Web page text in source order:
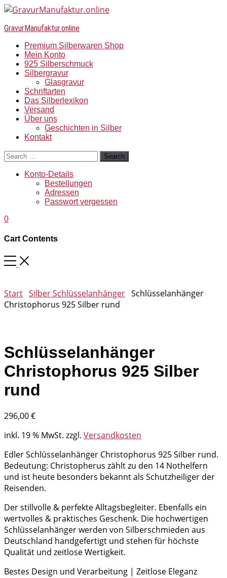
GravurManufaktur.online
Premium Silberwaren Shop
Mein Konto
925 Silberschmuck
Silbergravur
Glasgravur
Schriftarten
Das Silberlexikon
Versand
Über uns
Geschichten in Silber
Kontakt
Search
Konto-Details
Bestellungen
Adressen
Passwort vergessen
0
Cart Contents
Start Silber Schlüsselanhänger Schlüsselanhänger
Christophorus 925 Silber rund
Schlüsselanhänger
Christophorus 925 Silber
rund
296,00€
inkl. 19 % MwSt. zzgl. Versandkosten
Edler Schlüsselanhänger Christophorus 925 Silber rund.
Bedeutung: Christopherus zählt zu den 14 Nothelfern
und ist heute besonders bekannt als Schutzheiliger der
Reisenden.
Der stillvolle & perfekte Alltagsbegleiter. Ebenfalls ein
wertvolles & praktisches Geschenk. Die hochwertigen
Schlüsselanhänger werden von Silberschmieden aus
Deutschland handgefertigt und stehen für höchste
Qualität und zeitlose Wertigkeit.
Bestes Design und Verarbeitung | Zeitlose Eleganz